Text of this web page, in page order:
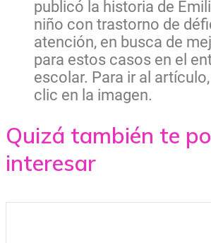
publicó la historia de
niño con trastorno de
atención, en busca de
para estos casos en el
escolar. Para ir al
clic en la imagen.
Quizá también te
interesar